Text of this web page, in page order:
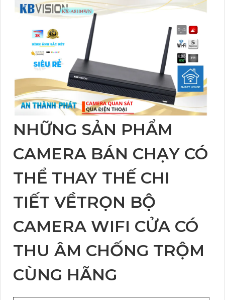
sự an tâm và tiện ích cho văn phòng và gia đình của bạn. Với thiết
kế nhỏ gọn và tinh tế, camera Wifi KBvision
NHỮNG SẢN PHẨM
CAMERA BÁN CHẠY CÓ
THỂ THAY THẾ CHI
TIẾT VỀTRỌN BỘ
CAMERA WIFI CỬA CÓ
THU ÂM CHỐNG TRỘM
CÙNG HÃNG